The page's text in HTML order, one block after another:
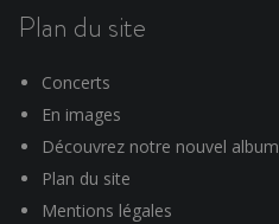
Plan du site
Concerts
En images
Découvrez notre nouvel album
Plan du site
Mentions légales